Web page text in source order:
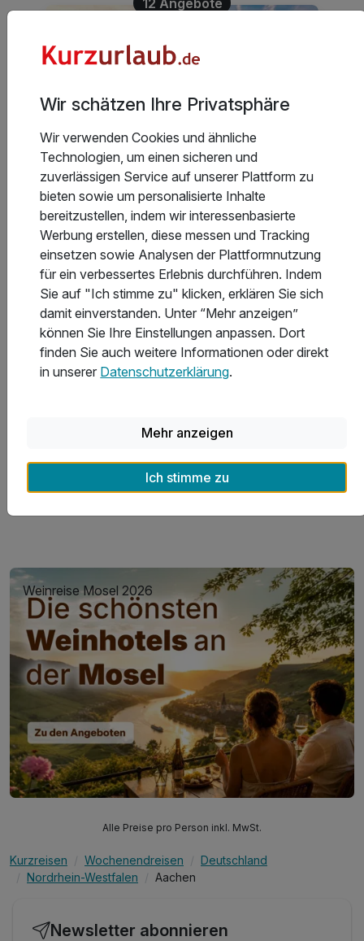
Wochenendurlaub Aachen
Weitere Reisethemen für deinen
Kurzurlaub in Aachen
3 Angebote
Weinreise Mosel 2026
Alle Preise pro Person inkl. MwSt.
Kurzreisen Wochenendreisen
Deutschland
Nordrhein-Westfalen
Aachen
Newsletter abonnieren
Wir schätzen Ihre Privatsphäre
Wir verwenden Cookies und ähnliche
Technologien, um einen sicheren und
zuverlässigen Service auf unserer Plattform zu
bieten sowie um personalisierte Inhalte
bereitzustellen, indem wir interessenbasierte
Werbung erstellen, diese messen und Tracking
einsetzen sowie Analysen der Plattformnutzung
für ein verbessertes Erlebnis durchführen. Indem
Sie auf "Ich stimme zu" klicken, erklären Sie sich
damit einverstanden. Unter “Mehr anzeigen”
können Sie Ihre Einstellungen anpassen. Dort
finden Sie auch weitere Informationen oder direkt
in unserer Datenschutzerklärung.
Mehr anzeigen
Ich stimme zu